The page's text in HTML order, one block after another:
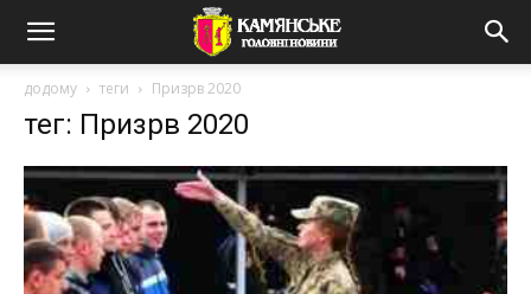
додому теги Призрв 2020
тег: Призрв 2020